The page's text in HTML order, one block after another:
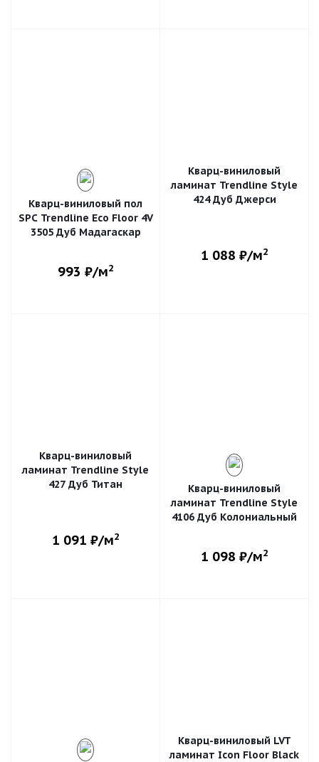
Кварц-виниловый пол
SPC Trendline Eco Floor 4V
3505 Дуб Мадагаскар
993 ₽/м2
Кварц-виниловый
ламинат Trendline Style
424 Дуб Джерси
1 088 ₽/м2
Кварц-виниловый
ламинат Trendline Style
427 Дуб Титан
1 091 ₽/м2
Кварц-виниловый
ламинат Trendline Style
4106 Дуб Колониальный
1 098 ₽/м2
Кварц-виниловый LVT
ламинат Icon Floor Black